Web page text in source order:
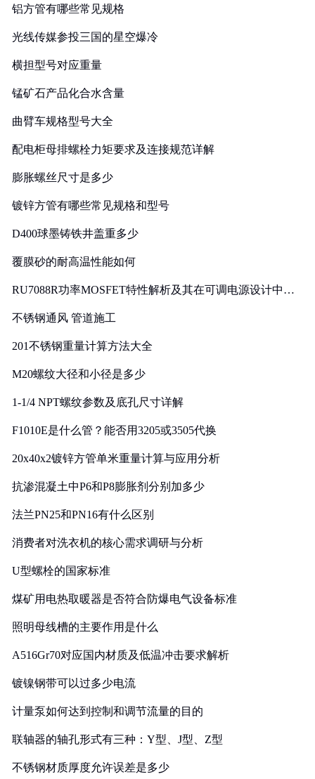
铝方管有哪些常见规格
光线传媒参投三国的星空爆冷
横担型号对应重量
锰矿石产品化合水含量
曲臂车规格型号大全
配电柜母排螺栓力矩要求及连接规范详解
膨胀螺丝尺寸是多少
镀锌方管有哪些常见规格和型号
D400球墨铸铁井盖重多少
覆膜砂的耐高温性能如何
RU7088R功率MOSFET特性解析及其在可调电源设计中的
不锈钢通风 管道施工
201不锈钢重量计算方法大全
M20螺纹大径和小径是多少
1-1/4 NPT螺纹参数及底孔尺寸详解
F1010E是什么管？能否用3205或3505代换
20x40x2镀锌方管单米重量计算与应用分析
抗渗混凝土中P6和P8膨胀剂分别加多少
法兰PN25和PN16有什么区别
消费者对洗衣机的核心需求调研与分析
U型螺栓的国家标准
煤矿用电热取暖器是否符合防爆电气设备标准
照明母线槽的主要作用是什么
A516Gr70对应国内材质及低温冲击要求解析
镀镍钢带可以过多少电流
计量泵如何达到控制和调节流量的目的
联轴器的轴孔形式有三种：Y型、J型、Z型
不锈钢材质厚度允许误差是多少